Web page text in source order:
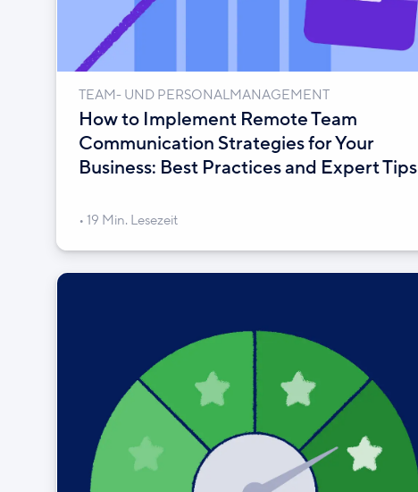
TEAM- UND PERSONALMANAGEMENT
How to Implement Remote Team
Communication Strategies for Your
Business: Best Practices and Expert Tips
19 Min. Lesezeit